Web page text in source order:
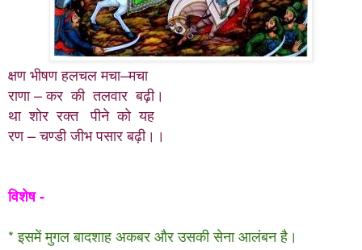
क्षण भीषण हलचल मचा–मचा
राणा – कर की तलवार बढ़ी।
था शोर रक्त पीने को यह
रण – चण्डी जीभ पसार बढ़ी।।
विशेष -
* इसमें मुगल बादशाह अकबर और उसकी सेना आलंबन है।